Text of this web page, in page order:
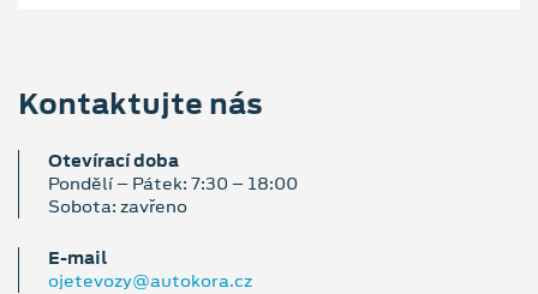
Kontaktujte nás
Otevírací doba
Pondělí – Pátek: 7:30 – 18:00
Sobota: zavřeno
E‑mail
ojetevozy@autokora.cz